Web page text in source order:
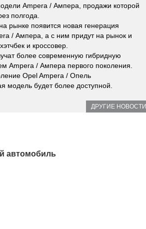
Ampera / Ампера, продажи которой
полгода.
рынке появится новая генерация
/ Ампера, а с ним придут на рынок и
и кроссовер.
более современную гибридную
Ampera / Ампера первого поколения.
Opel Ampera / Опель
модель будет более доступной.
ДРУГИЕ НОВОСТИ
автомобиль